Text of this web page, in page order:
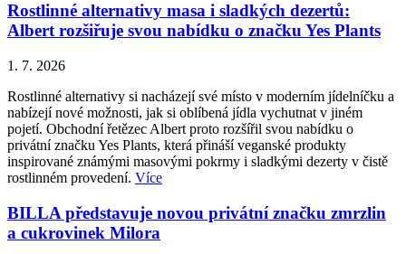
Rostlinné alternativy masa i sladkých dezertů:
Albert rozšiřuje svou nabídku o značku Yes Plants
1. 7. 2026
Rostlinné alternativy si nacházejí své místo v moderním jídelníčku a
nabízejí nové možnosti, jak si oblíbená jídla vychutnat v jiném
pojetí. Obchodní řetězec Albert proto rozšířil svou nabídku o
privátní značku Yes Plants, která přináší veganské produkty
inspirované známými masovými pokrmy i sladkými dezerty v čistě
rostlinném provedení. Více
BILLA představuje novou privátní značku zmrzlin
a cukrovinek Milora